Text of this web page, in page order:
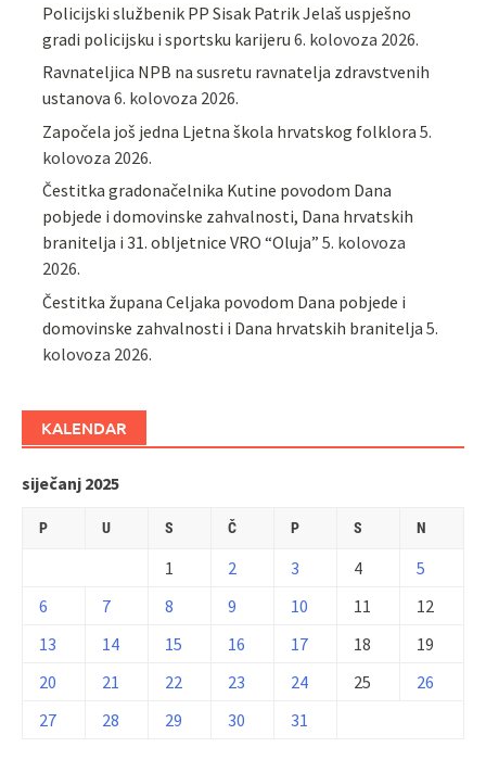
Policijski službenik PP Sisak Patrik Jelaš uspješno
gradi policijsku i sportsku karijeru 6. kolovoza 2026.
Ravnateljica NPB na susretu ravnatelja zdravstvenih
ustanova 6. kolovoza 2026.
Započela još jedna Ljetna škola hrvatskog folklora 5.
kolovoza 2026.
Čestitka gradonačelnika Kutine povodom Dana
pobjede i domovinske zahvalnosti, Dana hrvatskih
branitelja i 31. obljetnice VRO “Oluja” 5. kolovoza
2026.
Čestitka župana Celjaka povodom Dana pobjede i
domovinske zahvalnosti i Dana hrvatskih branitelja 5.
kolovoza 2026.
KALENDAR
siječanj 2025
P U S Č P S N
1 2 3 4
5
6
7 8 9 10 11
12
13
14 15 16 17 18
19
20
21 22 23 24 25
26
27
28 29 30 31